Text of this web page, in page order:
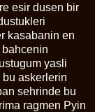
esir dusen bir
kasabanin en
yasli
askerlerin
sehrinde bu
ragmen Pyin